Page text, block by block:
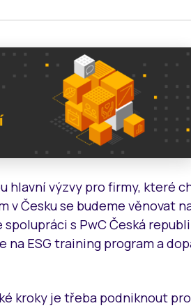
hlavní výzvy pro firmy, které
Česku se budeme věnovat
s PwC Česká
ESG training program a
kroky je třeba podniknout pro